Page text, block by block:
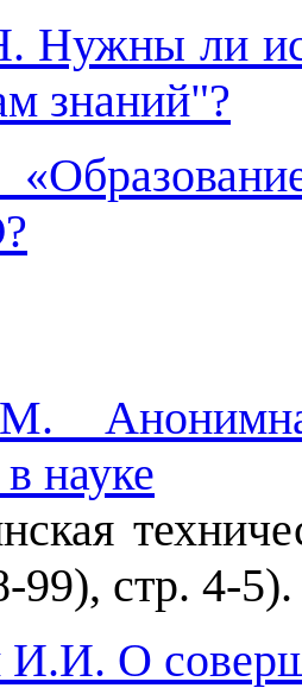
Нужны ли
знаний"?
науке
99), стр. 4-5).
О